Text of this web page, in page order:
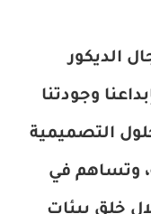
الديكور
وجودتنا
التصميمية
وتساهم في
خلق بيئات